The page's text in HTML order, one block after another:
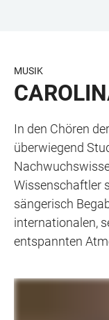
MUSIK
In den Chören
überwiegend
Wissenschaftler
sängerisch
internationalen,
entspannten